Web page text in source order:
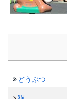
どうぶつ